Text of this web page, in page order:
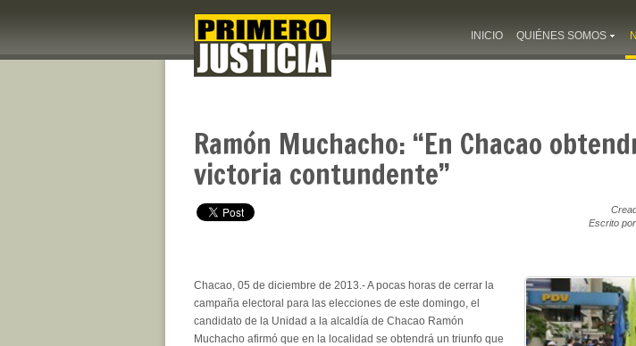
INICIO QUIÉNES SOMOS
Ramón Muchacho: “En Chacao
victoria contundente”
Escrito
Chacao, 05 de diciembre de 2013.- A pocas horas de cerrar la
campaña electoral para las elecciones de este domingo, el
candidato de la Unidad a la alcaldía de Chacao Ramón
Muchacho afirmó que en la localidad se obtendrá un triunfo que